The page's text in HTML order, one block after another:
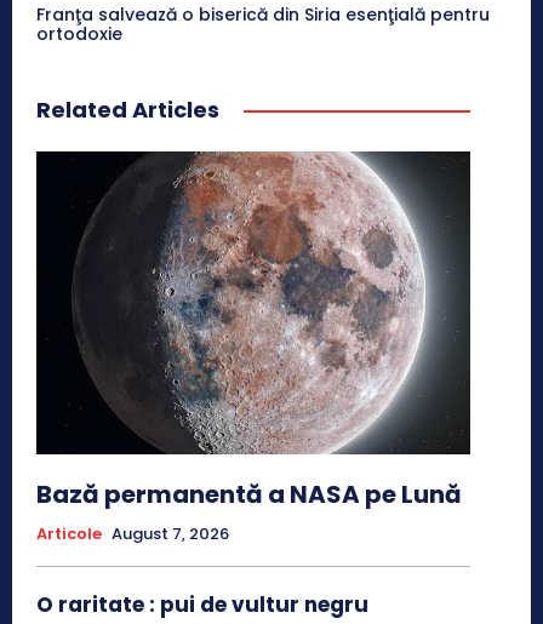
Franţa salvează o biserică din Siria esenţială pentru
ortodoxie
Related Articles
Bază permanentă a NASA pe Lună
Articole August 7, 2026
O raritate : pui de vultur negru